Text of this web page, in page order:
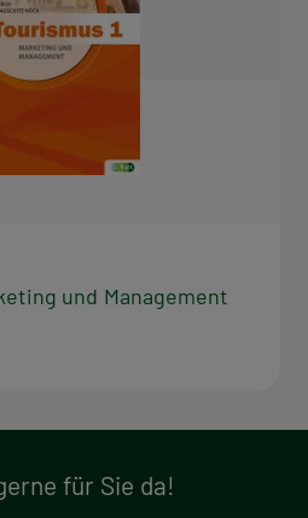
und Management
für Sie da!